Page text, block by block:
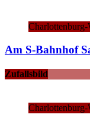
Am S-Bahnhof
Zufallsbild